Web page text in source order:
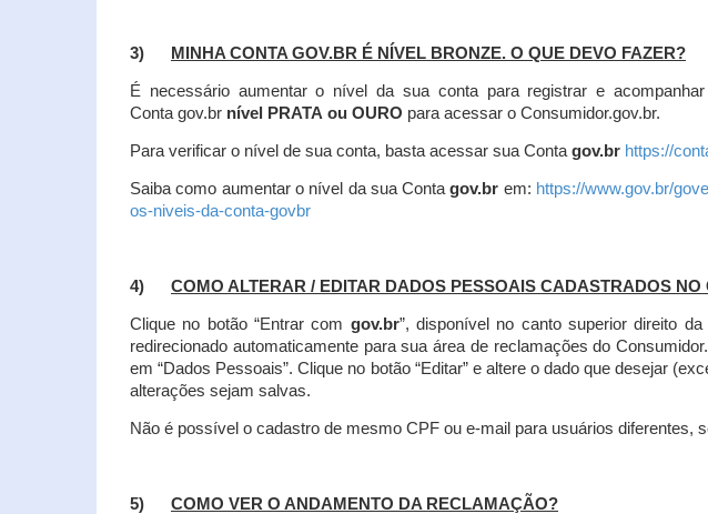
3) MINHA CONTA GOV.BR É NÍVEL BRONZE. O QUE DEVO FAZER?
É necessário aumentar o nível da sua conta para registrar e
Conta gov.br nível PRATA ou OURO para acessar o Consumidor.gov.br.
Para verificar o nível de sua conta, basta acessar sua Conta gov.br https://
Saiba como aumentar o nível da sua Contagov.br em: https://www.gov.br/
os-niveis-da-conta-govbr
4) COMO ALTERAR / EDITAR DADOS PESSOAIS CADASTRADOS
Clique no botão “Entrar com gov.br”, disponível no canto superior direito
redirecionado automaticamente para sua área de reclamações do
em “Dados Pessoais”.Clique no botão “Editar” e altere o dado que desejar
alterações sejam salvas.
Não é possível o cadastro de mesmo CPF ou e-mail para usuários diferentes,
5) COMO VER O ANDAMENTO DA RECLAMAÇÃO?